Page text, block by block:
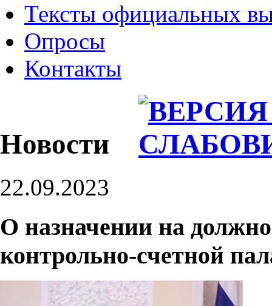
Тексты официальных
Опросы
Контакты
Новости
22.09.2023
О назначении на
контрольно-счетной